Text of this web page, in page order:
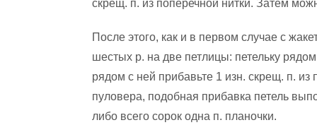
скрещ. п. из поперечной нитки. Затем
После этого, как и в первом случае с
шестых р. на две петлицы: петельку
рядом с ней прибавьте 1 изн. скрещ. п.
пуловера, подобная прибавка петель
либо всего сорок одна п. планочки.